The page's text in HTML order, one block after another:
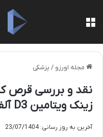
مجله اورزو / پزشکی
نقد و بررسی قرص
زینک ویتامین D3 آلفا ویتامینز
آخرین به روز رسانی: 23/07/1404